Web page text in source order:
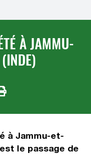
À JAMMU-
à Jammu-et-
le passage de